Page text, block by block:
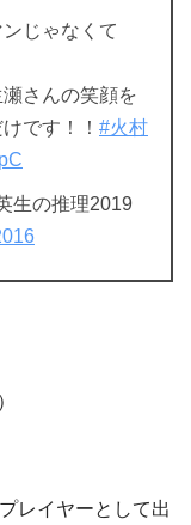
じゃなくて
さんの笑顔を
です！！ #火村
生の推理2019
レイヤーとして出